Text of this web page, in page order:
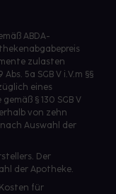
ABDA-
zulasten
5a SGB V i.V.m §§
eines
§ 130 SGB V
von zehn
Auswahl der
Der
der Apotheke.
für